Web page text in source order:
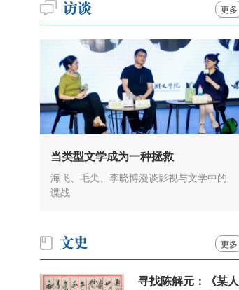
更多
当类型文学成为一种拯救
海飞、毛尖、李晓博漫谈影视与文学中的
谍战
更多
寻找陈解元：《某人